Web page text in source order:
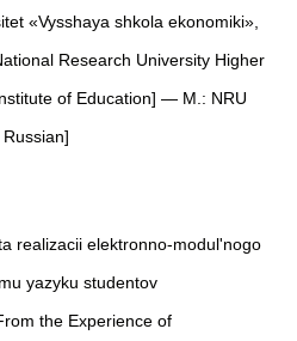
«Vysshaya shkola ekonomiki»,
Research University Higher
of Education] — M.: NRU
realizacii elektronno-modul'nogo
yazyku studentov
the Experience of